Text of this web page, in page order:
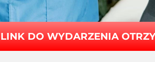
LINK DO WYDARZENIA